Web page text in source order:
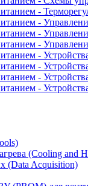
-
-
-
-
-
-
-
-
(Cooling and
(Data Acquisition)